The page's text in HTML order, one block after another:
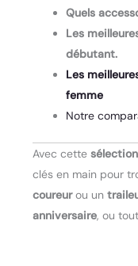
Quels
Les
débutant.
Les
femme
Notre
Avec cettesélection
clés en main pour
coureurou un
anniversaire, ou